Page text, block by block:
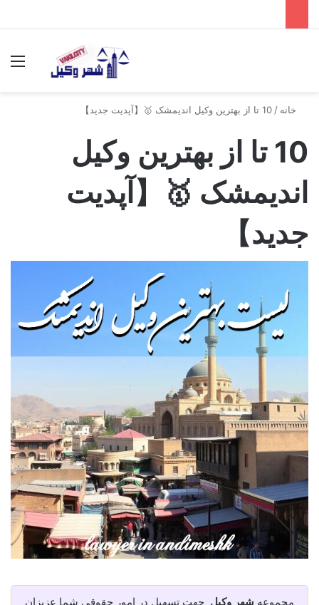
خانه / 10 تا از بهترین وکیل اندیمشک 🥇【آپدیت جدید】
10 تا از بهترین وکیل
اندیمشک 🥇【آپدیت
جدید】
مجموعه شهر وکیل جهت تسهیل در امور حقوقی شما عزیزان